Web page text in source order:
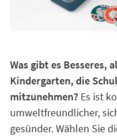
Was gibt es Besseres,
Kindergarten, die
mitzunehmen? Es ist
umweltfreundlicher,
gesünder. Wählen Sie